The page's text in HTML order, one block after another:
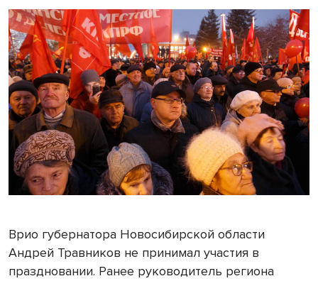
Врио губернатора Новосибирской области
Андрей Травников не принимал участия в
праздновании. Ранее руководитель региона